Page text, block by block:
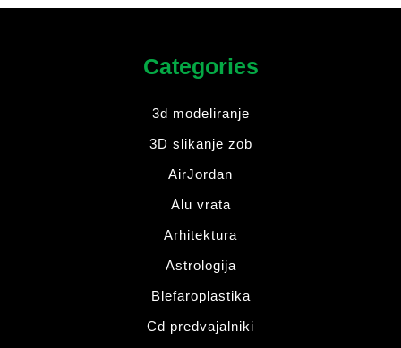
Categories
3d modeliranje
3D slikanje zob
AirJordan
Alu vrata
Arhitektura
Astrologija
Blefaroplastika
Cd predvajalniki